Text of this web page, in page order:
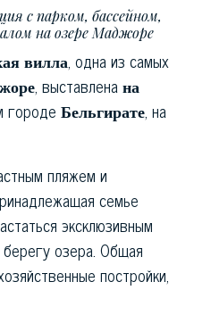
с парком, бассейном,
на озере Маджоре
вилла, одна из самых
, выставлена ​​на
городе Бельгирате, на
пляжем и
семье
эксклюзивным
озера. Общая
постройки,